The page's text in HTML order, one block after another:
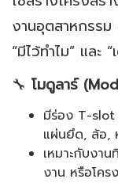
งานอุตสาหกรร
“มีไว้ทำไม” และ
🔧 โมดูลาร์
มีร่อง T-
แผ่นยึด, ล้อ,
เหมาะกับงา
งาน หรือโคร